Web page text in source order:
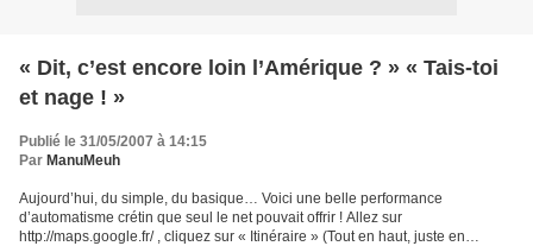
« Dit, c’est encore loin l’Amérique ? » « Tais-toi
et nage ! »
Publié le 31/05/2007 à 14:15
Par ManuMeuh
Aujourd’hui, du simple, du basique… Voici une belle performance
d’automatisme crétin que seul le net pouvait offrir ! Allez sur
http://maps.google.fr/ , cliquez sur « Itinéraire » (Tout en haut, juste en